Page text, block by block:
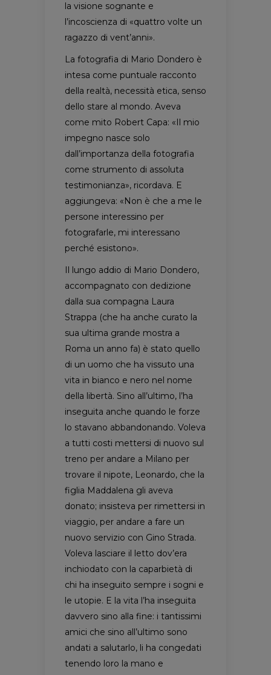
la visione sognante e
l’incoscienza di «quattro volte un
ragazzo di vent’anni».
La fotografia di Mario Dondero è
intesa come puntuale racconto
della realtà, necessità etica, senso
dello stare al mondo. Aveva
come mito Robert Capa: «Il mio
impegno nasce solo
dall’importanza della fotografia
come strumento di assoluta
testimonianza», ricordava. E
aggiungeva: «Non è che a me le
persone interessino per
fotografarle, mi interessano
perché esistono».
Il lungo addio di Mario Dondero,
accompagnato con dedizione
dalla sua compagna Laura
Strappa (che ha anche curato la
sua ultima grande mostra a
Roma un anno fa) è stato quello
di un uomo che ha vissuto una
vita in bianco e nero nel nome
della libertà. Sino all’ultimo, l’ha
inseguita anche quando le forze
lo stavano abbandonando. Voleva
a tutti costi mettersi di nuovo sul
treno per andare a Milano per
trovare il nipote, Leonardo, che la
figlia Maddalena gli aveva
donato; insisteva per rimettersi in
viaggio, per andare a fare un
nuovo servizio con Gino Strada.
Voleva lasciare il letto dov’era
inchiodato con la caparbietà di
chi ha inseguito sempre i sogni e
le utopie. E la vita l’ha inseguita
davvero sino alla fine: i tantissimi
amici che sino all’ultimo sono
andati a salutarlo, li ha congedati
tenendo loro la mano e